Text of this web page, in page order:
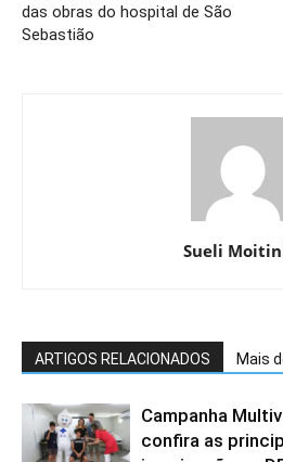
das obras do hospital de São
Sebastião
Sueli
ARTIGOS RELACIONADOS Mais
Campanha
confira as